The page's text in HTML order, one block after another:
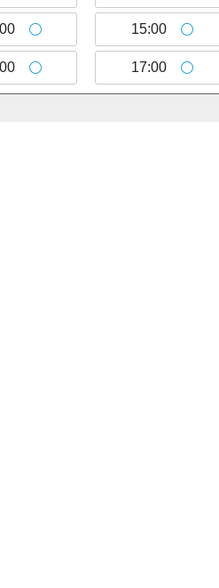
15:00
17:00
Copyright (C)2020 WASHICLUB